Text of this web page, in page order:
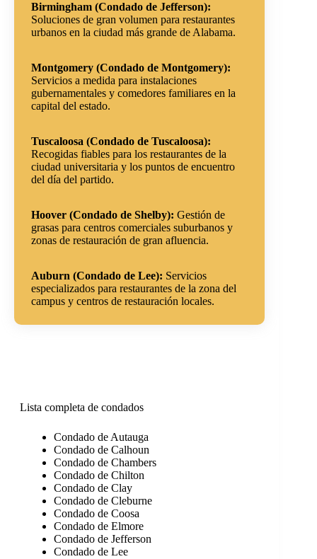
Birmingham (Condado de Jefferson):
Soluciones de gran volumen para restaurantes
urbanos en la ciudad más grande de Alabama.
Montgomery (Condado de Montgomery):
Servicios a medida para instalaciones
gubernamentales y comedores familiares en la
capital del estado.
Tuscaloosa (Condado de Tuscaloosa):
Recogidas fiables para los restaurantes de la
ciudad universitaria y los puntos de encuentro
del día del partido.
Hoover (Condado de Shelby): Gestión de
grasas para centros comerciales suburbanos y
zonas de restauración de gran afluencia.
Auburn (Condado de Lee): Servicios
especializados para restaurantes de la zona del
campus y centros de restauración locales.
Lista completa de condados
Condado de Autauga
Condado de Calhoun
Condado de Chambers
Condado de Chilton
Condado de Clay
Condado de Cleburne
Condado de Coosa
Condado de Elmore
Condado de Jefferson
Condado de Lee